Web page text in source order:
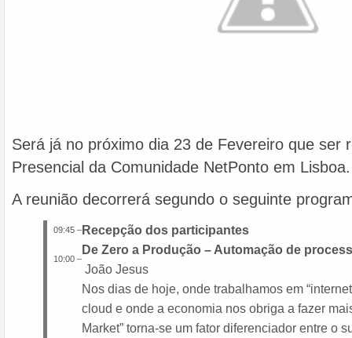
Será já no próximo dia 23 de Fevereiro que ser
Presencial da Comunidade NetPonto em Lisboa.
A reunião decorrerá segundo o seguinte
09:45 –Recepção dos participantes
10:00 –
De Zero a Produção – Automação de
João Jesus
Nos dias de hoje, onde trabalhamos em
cloud e onde a economia nos obriga a fazer
Market” torna-se um fator diferenciador entre o